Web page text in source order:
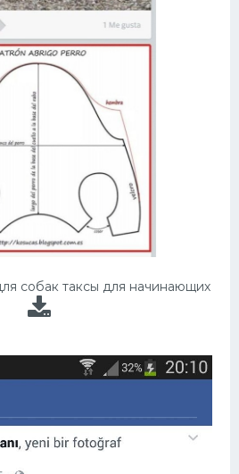
собак таксы для начинающих